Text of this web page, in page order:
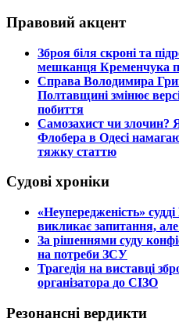
Правовий акцент
​Зброя біля скроні та
мешканця Кременчука
​Справа Володимира
Полтавщині змінює
побиття
​Самозахист чи злочин?
Флобера в Одесі
тяжку статтю
Судові хроніки
​«Неупередженість»
викликає запитання,
​За рішеннями суду
на потреби ЗСУ
​Трагедія на виставці
організатора до СІЗО
Резонансні вердикти